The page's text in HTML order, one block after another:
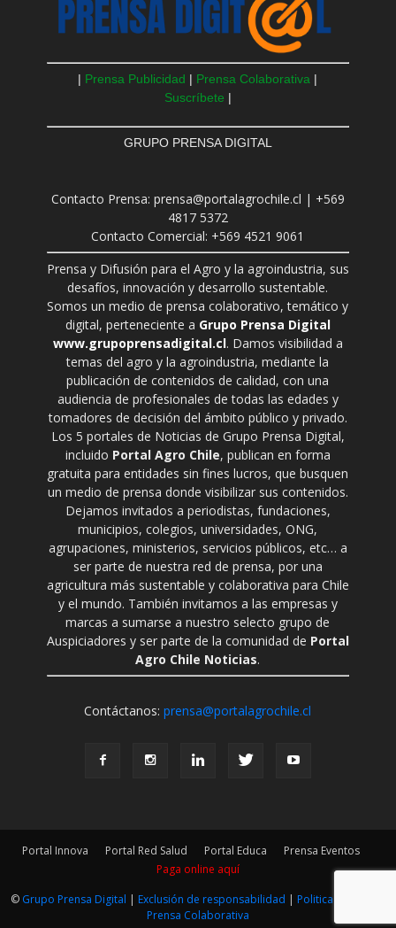
| Prensa Publicidad | Prensa Colaborativa |
Suscríbete |
GRUPO PRENSA DIGITAL
Contacto Prensa: prensa@portalagrochile.cl | +569
4817 5372
Contacto Comercial: +569 4521 9061
Prensa y Difusión para el Agro y la agroindustria, sus
desafíos, innovación y desarrollo sustentable.
Somos un medio de prensa colaborativo, temático y
digital, perteneciente a Grupo Prensa Digital
www.grupoprensadigital.cl. Damos visibilidad a
temas del agro y la agroindustria, mediante la
publicación de contenidos de calidad, con una
audiencia de profesionales de todas las edades y
tomadores de decisión del ámbito público y privado.
Los 5 portales de Noticias de Grupo Prensa Digital,
incluido Portal Agro Chile, publican en forma
gratuita para entidades sin fines lucros, que busquen
un medio de prensa donde visibilizar sus contenidos.
Dejamos invitados a periodistas, fundaciones,
municipios, colegios, universidades, ONG,
agrupaciones, ministerios, servicios públicos, etc… a
ser parte de nuestra red de prensa, por una
agricultura más sustentable y colaborativa para Chile
y el mundo. También invitamos a las empresas y
marcas a sumarse a nuestro selecto grupo de
Auspiciadores y ser parte de la comunidad de Portal
Agro Chile Noticias.
Contáctanos:prensa@portalagrochile.cl
Portal Innova Portal Red Salud Portal Educa
Prensa Eventos
Paga online aquí
© Grupo Prensa Digital | Exclusión de responsabilidad | Politica Editorial
Prensa Colaborativa